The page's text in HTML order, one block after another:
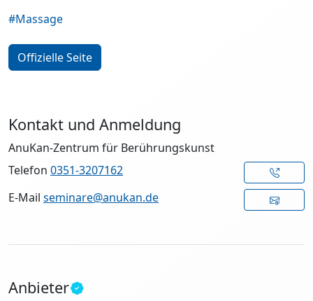
#Massage
Offizielle Seite
Kontakt und Anmeldung
AnuKan-Zentrum für Berührungskunst
Telefon 0351-3207162
E-Mail seminare@anukan.de
Anbieter